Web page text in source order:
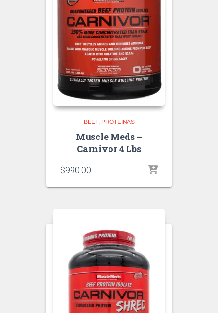
BEEF PROTEINAS
Muscle Meds –
Carnivor 4 Lbs
$990.00